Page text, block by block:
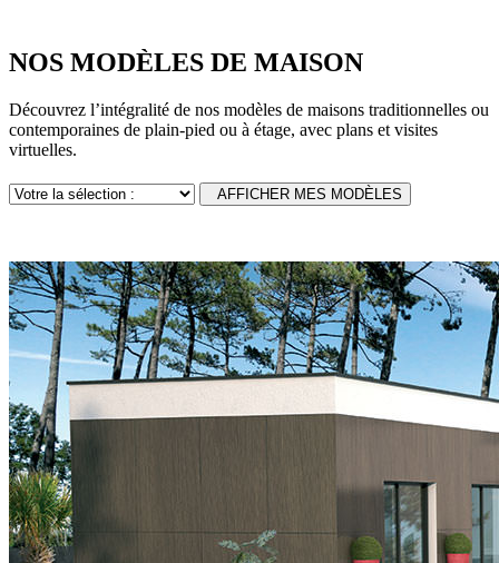
NOS MODÈLES DE MAISON
Découvrez l’intégralité de nos modèles de maisons traditionnelles ou
contemporaines de plain-pied ou à étage, avec plans et visites
virtuelles.
AFFICHER MES MODÈLES